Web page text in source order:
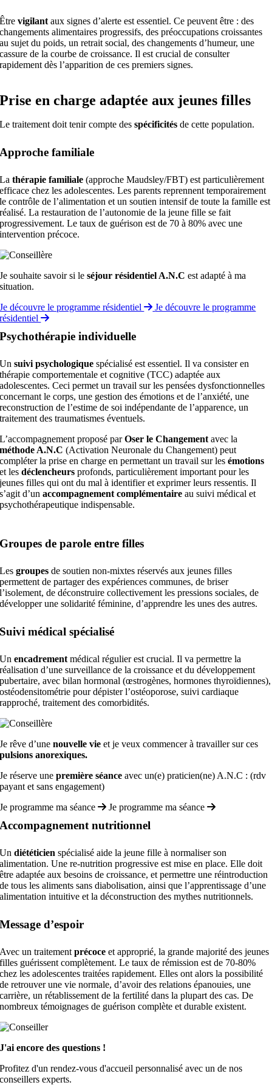
Êtrevigilant aux signes d’alerte est essentiel. Ce peuvent être : des
changements alimentaires progressifs, des préoccupations croissantes
au sujet du poids, un retrait social, des changements d’humeur, une
cassure de la courbe de croissance. Il est crucial de consulter
rapidement dès l’apparition de ces premiers signes.
Prise en charge adaptée aux jeunes filles
Le traitement doit tenir compte desspécificités de cette population.
Approche familiale
Lathérapie familiale (approche Maudsley/FBT) est particulièrement
efficace chez les adolescentes. Les parents reprennent temporairement
le contrôle de l’alimentation et un soutien intensif de toute la famille est
réalisé. La restauration de l’autonomie de la jeune fille se fait
progressivement. Le taux de guérison est de 70 à 80% avec une
intervention précoce.
Je souhaite savoir si leséjour résidentiel A.N.C est adapté à ma
situation.
Je découvre le programme résidentiel
Je découvre le programme
résidentiel
Psychothérapie individuelle
Unsuivi psychologique spécialisé est essentiel. Il va consister en
thérapie comportementale et cognitive (TCC) adaptée aux
adolescentes. Ceci permet un travail sur les pensées dysfonctionnelles
concernant le corps, une gestion des émotions et de l’anxiété, une
reconstruction de l’estime de soi indépendante de l’apparence, un
traitement des traumatismes éventuels.
L’accompagnement proposé parOser le Changement avec la
méthode A.N.C (Activation Neuronale du Changement) peut
compléter la prise en charge en permettant un travail sur lesémotions
et lesdéclencheurs profonds, particulièrement important pour les
jeunes filles qui ont du mal à identifier et exprimer leurs ressentis. Il
s’agit d’unaccompagnement complémentaire au suivi médical et
psychothérapeutique indispensable.
Groupes de parole entre filles
Lesgroupes de soutien non-mixtes réservés aux jeunes filles
permettent de partager des expériences communes, de briser
l’isolement, de déconstruire collectivement les pressions sociales, de
développer une solidarité féminine, d’apprendre les unes des autres.
Suivi médical spécialisé
Unencadrement médical régulier est crucial. Il va permettre la
réalisation d’une surveillance de la croissance et du développement
pubertaire, avec bilan hormonal (œstrogènes, hormones thyroïdiennes),
ostéodensitométrie pour dépister l’ostéoporose, suivi cardiaque
rapproché, traitement des comorbidités.
Je rêve d’unenouvelle vie et je veux commencer à travailler sur ces
pulsions anorexiques.
Je réserve unepremière séance avec un(e) praticien(ne) A.N.C : (rdv
payant et sans engagement)
Je programme ma séance
Je programme ma séance
Accompagnement nutritionnel
Undiététicien spécialisé aide la jeune fille à normaliser son
alimentation. Une re-nutrition progressive est mise en place. Elle doit
être adaptée aux besoins de croissance, et permettre une réintroduction
de tous les aliments sans diabolisation, ainsi que l’apprentissage d’une
alimentation intuitive et la déconstruction des mythes nutritionnels.
Message d’espoir
Avec un traitementprécoce et approprié, la grande majorité des jeunes
filles guérissent complètement. Le taux de rémission est de 70-80%
chez les adolescentes traitées rapidement. Elles ont alors la possibilité
de retrouver une vie normale, d’avoir des relations épanouies, une
carrière, un rétablissement de la fertilité dans la plupart des cas. De
nombreux témoignages de guérison complète et durable existent.
J'ai encore des questions !
Profitez d'un rendez-vous d'accueil personnalisé avec un de nos
conseillers experts.